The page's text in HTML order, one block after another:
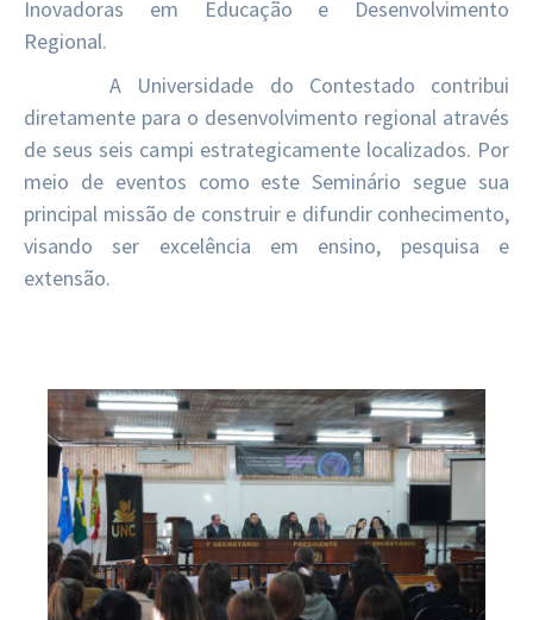
Inovadoras em Educação e Desenvolvimento
Regional.
A Universidade do Contestado contribui
diretamente para o desenvolvimento regional através
de seus seis campi estrategicamente localizados. Por
meio de eventos como este Seminário segue sua
principal missão de construir e difundir conhecimento,
visando ser excelência em ensino, pesquisa e
extensão.